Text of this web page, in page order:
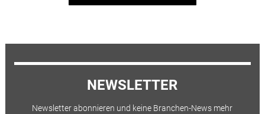
NEWSLETTER
Newsletter abonnieren und keine Branchen-News mehr